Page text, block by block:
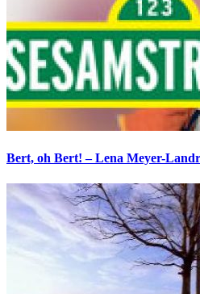
Bert, oh Bert! – Lena Meyer-